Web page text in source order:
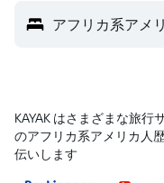
アフリカ系アメ
KAYAK はさまざまな旅
のアフリカ系アメリカ人
伝いします